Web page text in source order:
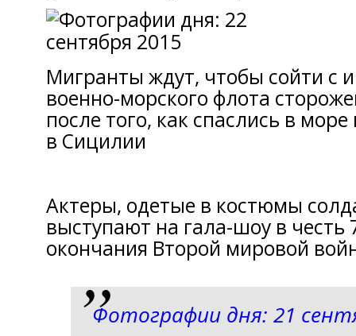
Мигранты ждут, чтобы сойти с
военно-морского флота
после того, как спаслись в
в Сицилии
Актеры, одетые в костюмы
выступают на гала-шоу в честь
окончания Второй мировой
Фотографии дня: 21